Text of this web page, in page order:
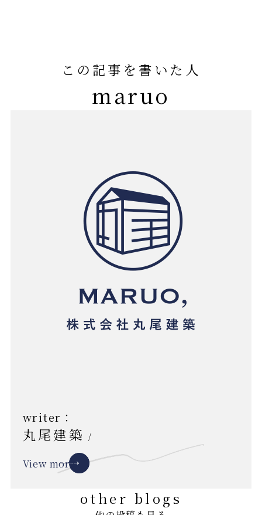
この記事を書いた人
maruo
writer：
丸尾建築 /
View more
other blogs